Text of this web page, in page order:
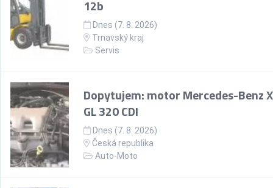
12b
Dnes (7. 8. 2026)
Trnavský kraj
Servis
Dopytujem: motor Mercedes-Benz
GL 320 CDI
Dnes (7. 8. 2026)
Česká republika
Auto-Moto